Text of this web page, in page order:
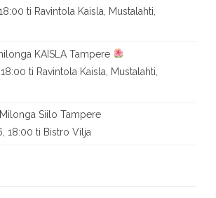
ti Ravintola Kaisla, Mustalahti,
KAISLA Tampere
ti Ravintola Kaisla, Mustalahti,
Siilo Tampere
18:00 ti Bistro Vilja